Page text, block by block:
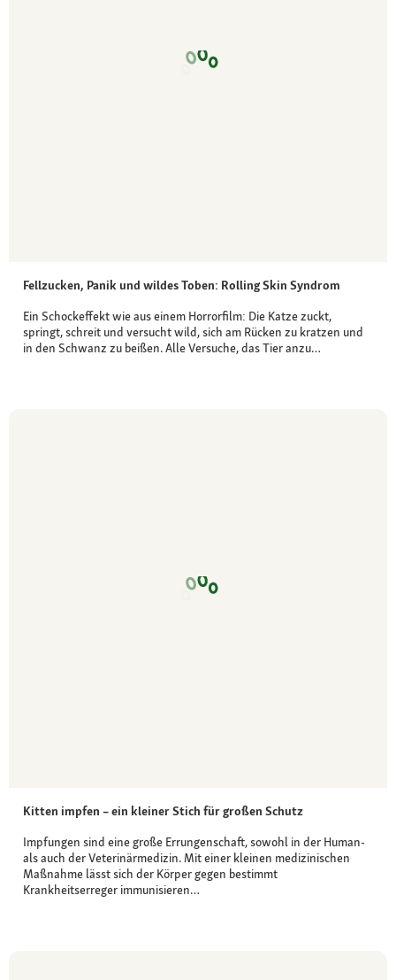
Fellzucken, Panik und wildes Toben: Rolling Skin Syndrom
Ein Schockeffekt wie aus einem Horrorfilm: Die Katze zuckt,
springt, schreit und versucht wild, sich am Rücken zu kratzen und
in den Schwanz zu beißen. Alle Versuche, das Tier anzu…
Kitten impfen – ein kleiner Stich für großen Schutz
Impfungen sind eine große Errungenschaft, sowohl in der Human-
als auch der Veterinärmedizin. Mit einer kleinen medizinischen
Maßnahme lässt sich der Körper gegen bestimmt
Krankheitserreger immunisieren…